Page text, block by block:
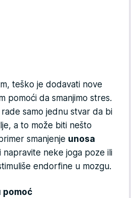
teško je dodavati nove
pomoći da smanjimo stres.
samo jednu stvar da bi
a to može biti nešto
smanjenje unosa
napravite neke joga poze ili
endorfine u mozgu.
pomoć